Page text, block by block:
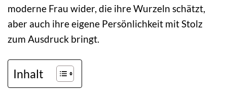
moderne Frau wider, die ihre Wurzeln schätzt,
aber auch ihre eigene Persönlichkeit mit Stolz
zum Ausdruck bringt.
Inhalt